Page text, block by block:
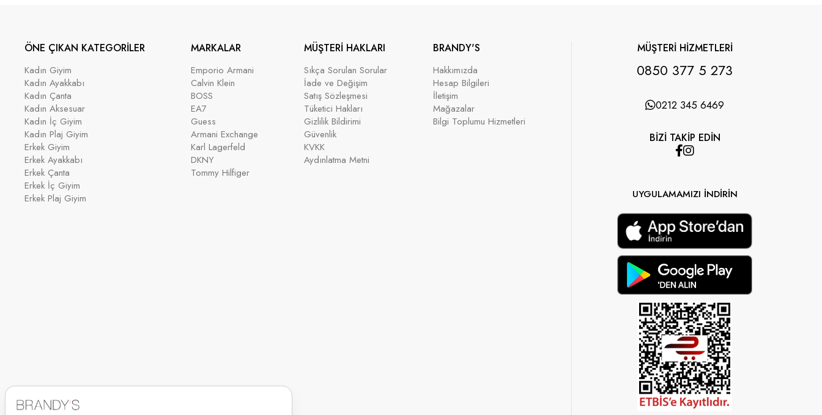
ÖNE ÇIKAN KATEGORİLER
Kadın Giyim
Kadın Ayakkabı
Kadın Çanta
Kadın Aksesuar
Kadın İç Giyim
Kadın Plaj Giyim
Erkek Giyim
Erkek Ayakkabı
Erkek Çanta
Erkek İç Giyim
Erkek Plaj Giyim
MARKALAR
Emporio Armani
Calvin Klein
BOSS
EA7
Guess
Armani Exchange
Karl Lagerfeld
DKNY
Tommy Hilfiger
MÜŞTERİ HAKLARI
Sıkça Sorulan Sorular
İade ve Değişim
Satış Sözleşmesi
Tüketici Hakları
Gizlilik Bildirimi
Güvenlik
KVKK
Aydınlatma Metni
BRANDY'S
Hakkımızda
Hesap Bilgileri
İletişim
Mağazalar
Bilgi Toplumu Hizmetleri
MÜŞTERİ HİZMETLERİ
0850 377 5 273
0212 345 6469
BİZİ TAKİP EDİN
UYGULAMAMIZI İNDİRİN